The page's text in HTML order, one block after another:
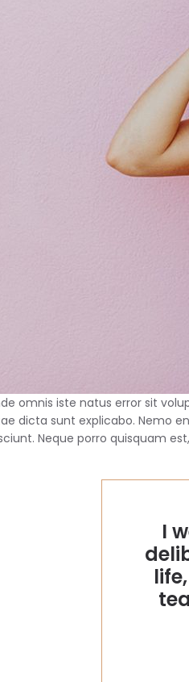
omnis iste natus error sit
dicta sunt explicabo. Nemo
Neque porro quisquam
I